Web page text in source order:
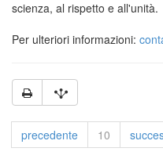
scienza, al rispetto e all'unità.
Per ulteriori informazioni:
precedente 10